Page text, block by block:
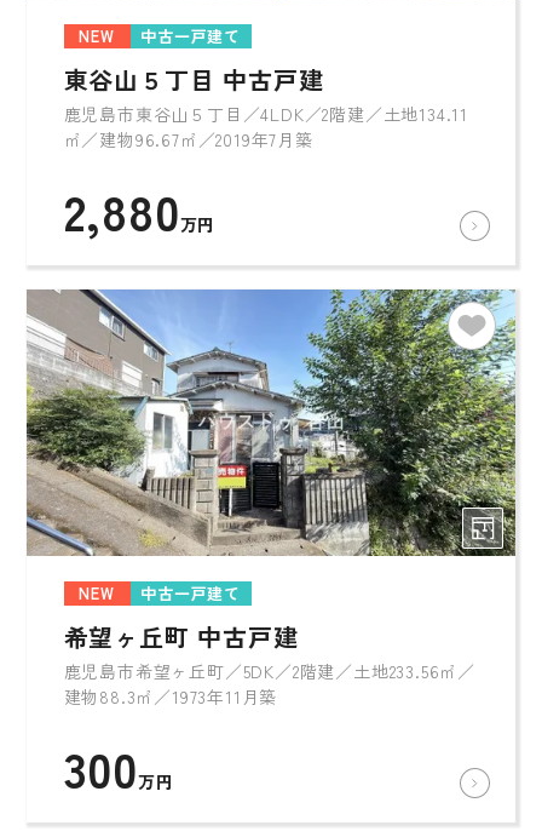
NEW 中古一戸建て
東谷山５丁目 中古戸建
鹿児島市東谷山５丁目／4LDK／2階建／土地134.11
㎡／建物96.67㎡／2019年7月築
2,880万円
NEW 中古一戸建て
希望ヶ丘町 中古戸建
鹿児島市希望ヶ丘町／5DK／2階建／土地233.56㎡／
建物88.3㎡／1973年11月築
300万円